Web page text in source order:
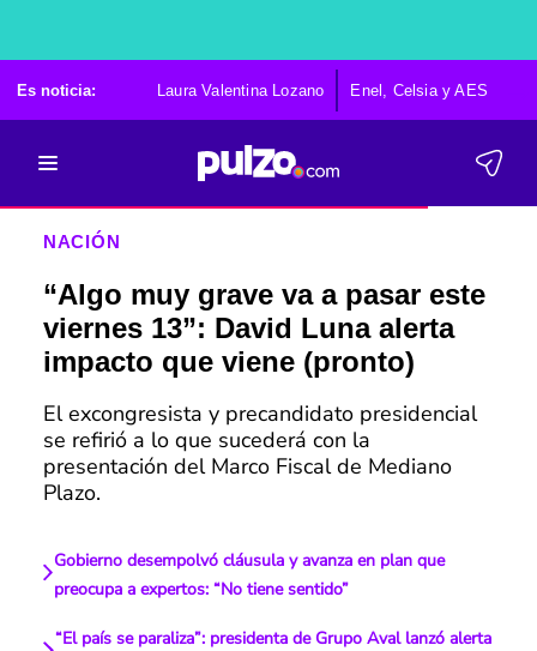
Es noticia: Laura Valentina Lozano Enel, Celsia y AES
NACIÓN
“Algo muy grave va a pasar este
viernes 13”: David Luna alerta
impacto que viene (pronto)
El excongresista y precandidato presidencial
se refirió a lo que sucederá con la
presentación del Marco Fiscal de Mediano
Plazo.
Gobierno desempolvó cláusula y avanza en plan que
preocupa a expertos: “No tiene sentido”
“El país se paraliza”: presidenta de Grupo Aval lanzó alerta